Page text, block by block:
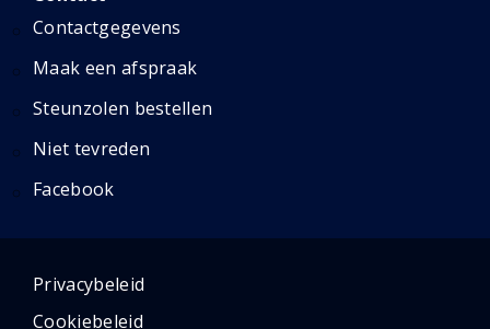
Contactgegevens
Maak een afspraak
Steunzolen bestellen
Niet tevreden
Facebook
Privacybeleid
Cookiebeleid